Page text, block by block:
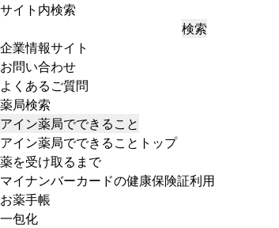
サイト内検索
検索
企業情報サイト
お問い合わせ
よくあるご質問
薬局検索
アイン薬局でできること
アイン薬局でできることトップ
薬を受け取るまで
マイナンバーカードの健康保険証利用
お薬手帳
一包化